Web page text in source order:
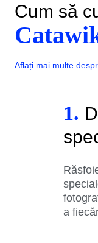
Cum să
Aflați mai multe
1.
a